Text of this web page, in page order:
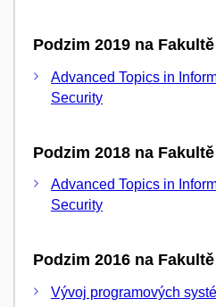
Podzim 2019 na
Advanced Topics in
Security
Podzim 2018 na
Advanced Topics in
Security
Podzim 2016 na
Vývoj programových